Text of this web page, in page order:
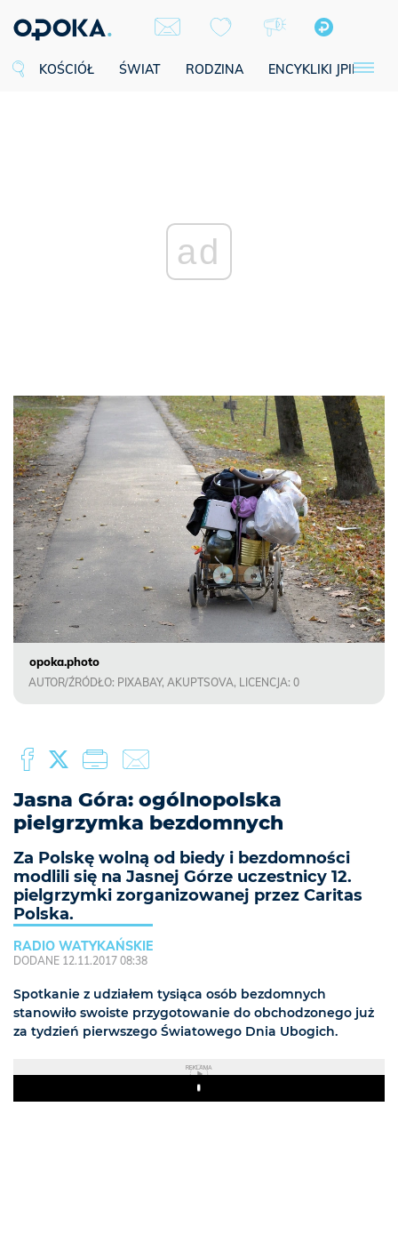
KOŚCIÓŁ ŚWIAT RODZINA ENCYKLIKI JPII
ad
opoka.photo
AUTOR/ŹRÓDŁO: PIXABAY, AKUPTSOVA, LICENCJA: 0
Jasna Góra: ogólnopolska
pielgrzymka bezdomnych
Za Polskę wolną od biedy i bezdomności
modlili się na Jasnej Górze uczestnicy 12.
pielgrzymki zorganizowanej przez Caritas
Polska.
RADIO WATYKAŃSKIE
DODANE 12.11.2017 08:38
Spotkanie z udziałem tysiąca osób bezdomnych
stanowiło swoiste przygotowanie do obchodzonego już
za tydzień pierwszego Światowego Dnia Ubogich.
REKLAMA
Play